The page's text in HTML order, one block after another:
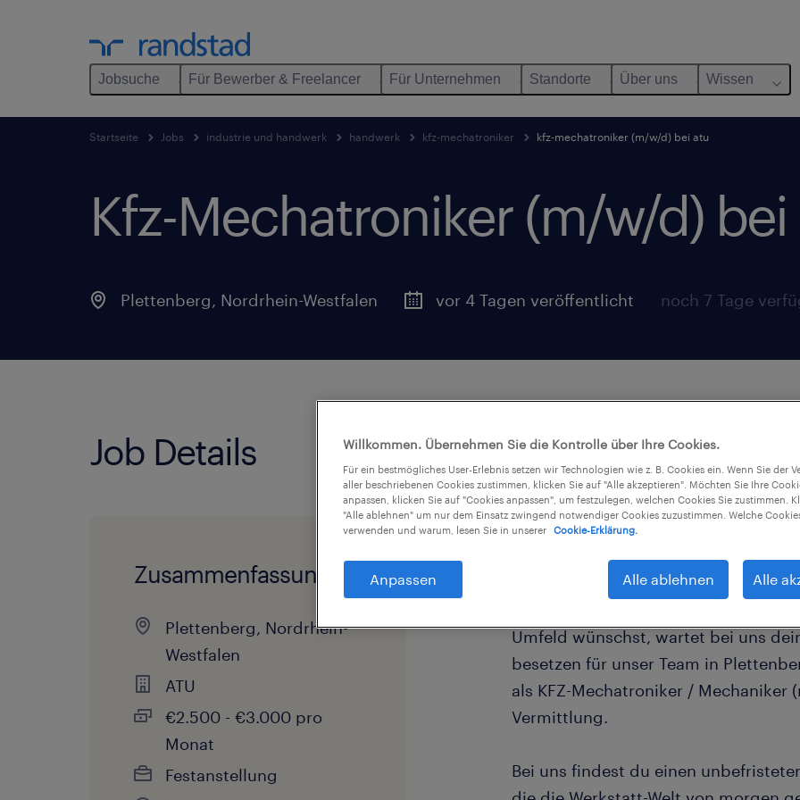
Jobsuche Für Bewerber & Freelancer Für Unternehmen Standorte Über uns Wissen
Startseite Jobs industrie und handwerk handwerk kfz-mechatroniker kfz-mechatroniker (m/w/d) bei atu
Kfz-Mechatroniker (m/w/d) bei
Plettenberg, Nordrhein-Westfalen vor 4 Tagen veröffentlicht noch 7 Tage
Job Details
Zusammenfassung
Plettenberg, Nordrhein-
Westfalen
ATU
€2.500 - €3.000 pro
Monat
Festanstellung
Leidenschaft für Technik, aber
Wenn du den Werkstatt-Alltag
Umfeld wünschst, wartet bei uns
besetzen für unser Team in
als KFZ-Mechatroniker / Mechaniker
Vermittlung.
Bei uns findest du einen
Willkommen. Übernehmen Sie die Kontrolle über Ihre Cookies.
Für ein bestmögliches User-Erlebnis setzen wir Technologien wie z. B. Cookies ein. Wenn Sie der
aller beschriebenen Cookies zustimmen, klicken Sie auf "Alle akzeptieren". Möchten Sie Ihre
anpassen, klicken Sie auf "Cookies anpassen", um festzulegen, welchen Cookies Sie zustimmen.
"Alle ablehnen" um nur dem Einsatz zwingend notwendiger Cookies zuzustimmen. Welche
verwenden und warum, lesen Sie in unserer
Cookie-Erklärung.
Anpassen Alle ablehnen Alle